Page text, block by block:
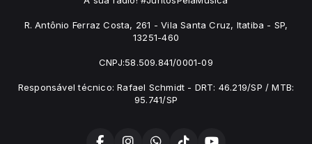
R. Antônio Ferraz Costa, 261 - Vila Santa Cruz, Itatiba - SP,
13251-460
CNPJ:58.509.841/0001-09
Responsável técnico: Rafael Schmidt - DRT: 46.219/SP / MTB:
95.741/SP